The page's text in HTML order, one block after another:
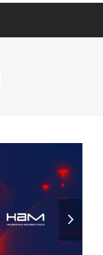
next
slide